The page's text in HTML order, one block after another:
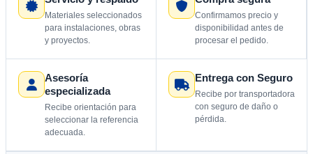
Materiales seleccionados
para instalaciones, obras
y proyectos.
Confirmamos precio y
disponibilidad antes de
procesar el pedido.
Asesoría
especializada
Recibe orientación para
seleccionar la referencia
adecuada.
Entrega con Seguro
Recibe por transportadora
con seguro de daño o
pérdida.